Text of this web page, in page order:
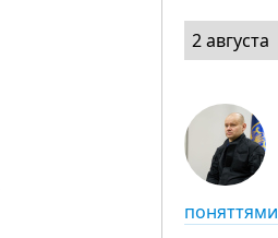
2 августа
поняттями